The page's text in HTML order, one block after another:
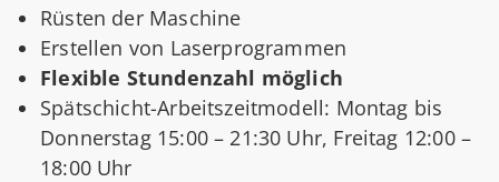
Rüsten der Maschine
Erstellen von Laserprogrammen
Flexible Stundenzahl möglich
Spätschicht-Arbeitszeitmodell: Montag bis
Donnerstag 15:00 – 21:30 Uhr, Freitag 12:00 –
18:00 Uhr